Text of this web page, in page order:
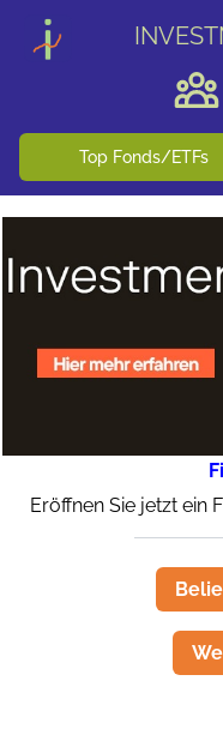
Top Fonds/ETFs
Eröffnen Sie jetzt ein